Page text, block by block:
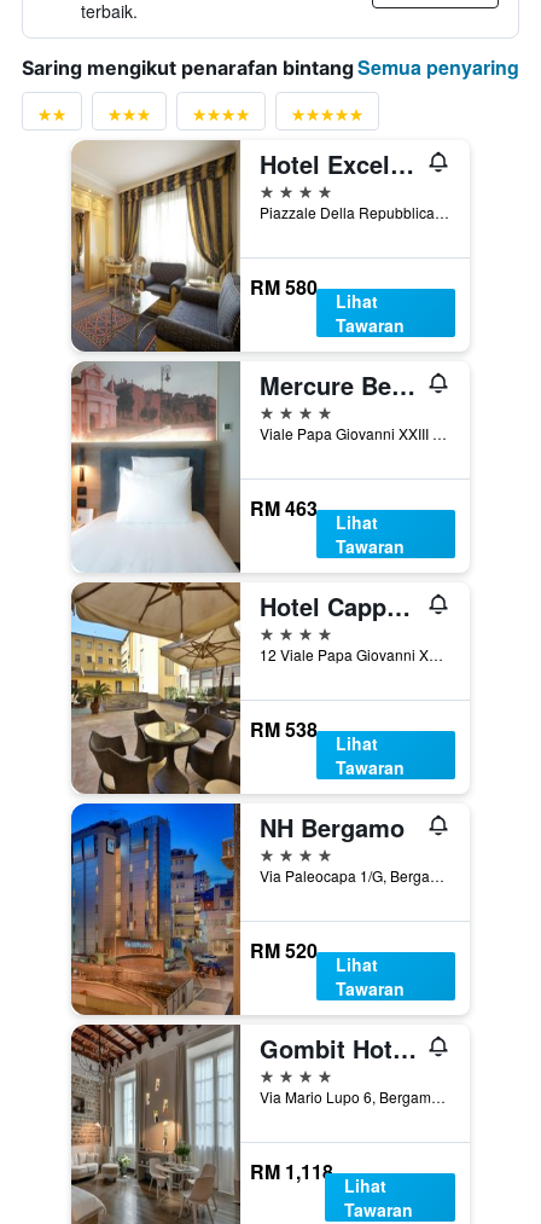
terbaik.
Saring mengikut penarafan bintangSemua penyaring
Hotel Excelsior San Marco
4 bintang
Piazzale Della Repubblica 6, Bergamo, Bergamo, Itali
RM 580
Lihat
Tawaran
Mercure Bergamo Centro Palazzo Dolci
4 bintang
Viale Papa Giovanni XXIII 100, Bergamo, Bergamo, Itali
RM 463
Lihat
Tawaran
Hotel Cappello D'Oro, BW Signature Collection
4 bintang
12 Viale Papa Giovanni XXIII, Bergamo, Bergamo, Itali
RM 538
Lihat
Tawaran
NH Bergamo
4 bintang
Via Paleocapa 1/G, Bergamo, Bergamo, Itali
RM 520
Lihat
Tawaran
Gombit Hotel Bergamo
4 bintang
Via Mario Lupo 6, Bergamo, Bergamo, Itali
RM 1,118
Lihat
Tawaran